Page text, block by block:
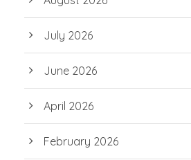
July 2026
June 2026
April 2026
February 2026